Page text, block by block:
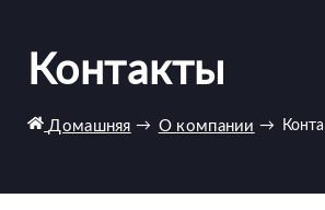
Контакты
Домашняя → О компании →